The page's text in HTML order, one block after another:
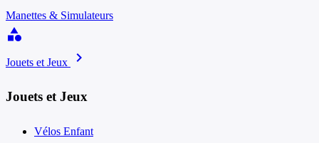
Manettes & Simulateurs
category
Jouets et Jeux chevron_right
Jouets et Jeux
Vélos Enfant